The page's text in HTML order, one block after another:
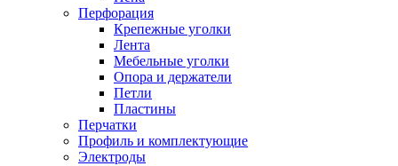
Перфорация
Крепежные уголки
Лента
Мебельные уголки
Опора и держатели
Петли
Пластины
Перчатки
Профиль и комплектующие
Электроды